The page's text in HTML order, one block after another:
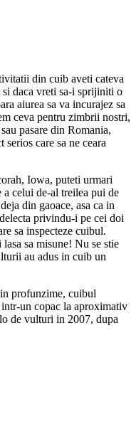
din cuib aveti cateva
daca vreti sa-i sprijiniti o
aiurea sa va incurajez sa
ceva pentru zimbrii nostri,
pasare din Romania,
care sa ne ceara
Iowa, puteti urmari
celui de-al treilea pui de
din gaoace, asa ca in
privindu-i pe cei doi
sa inspecteze cuibul.
sa misune! Nu se stie
au adus in cuib un
profunzime, cuibul
un copac la aproximativ
de vulturi in 2007, dupa